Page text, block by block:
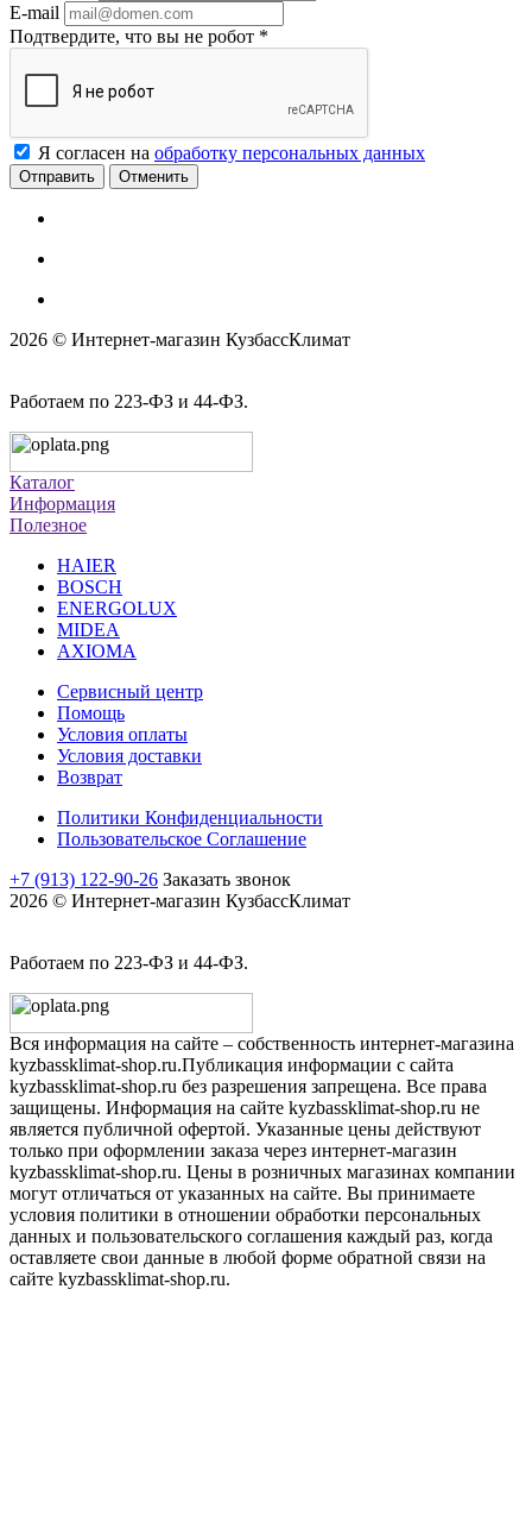
E-mail
Подтвердите, что вы не робот *
Я согласен на обработку персональных данных
Отменить
2026 © Интернет-магазин КузбассКлимат
Работаем по 223-ФЗ и 44-ФЗ.
Каталог
Информация
Полезное
HAIER
BOSCH
ENERGOLUX
MIDEA
AXIOMA
Сервисный центр
Помощь
Условия оплаты
Условия доставки
Возврат
Политики Конфиденциальности
Пользовательское Соглашение
+7 (913) 122-90-26 Заказать звонок
2026 © Интернет-магазин КузбассКлимат
Работаем по 223-ФЗ и 44-ФЗ.
Вся информация на сайте – собственность интернет-магазина
kyzbassklimat-shop.ru.Публикация информации с сайта
kyzbassklimat-shop.ru без разрешения запрещена. Все права
защищены. Информация на сайте kyzbassklimat-shop.ru не
является публичной офертой. Указанные цены действуют
только при оформлении заказа через интернет-магазин
kyzbassklimat-shop.ru. Цены в розничных магазинах компании
могут отличаться от указанных на сайте. Вы принимаете
условия политики в отношении обработки персональных
данных и пользовательского соглашения каждый раз, когда
оставляете свои данные в любой форме обратной связи на
сайте kyzbassklimat-shop.ru.